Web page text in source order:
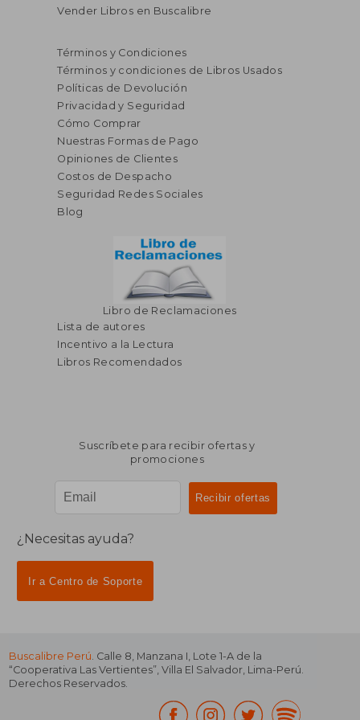
40%
Vender Libros en Buscalibre
Términos y Condiciones
Términos y condiciones de Libros Usados
Políticas de Devolución
Privacidad y Seguridad
Cómo Comprar
Nuestras Formas de Pago
Opiniones de Clientes
Costos de Despacho
Seguridad Redes Sociales
Blog
Libro de Reclamaciones
Lista de autores
Incentivo a la Lectura
Libros Recomendados
Suscríbete para recibir ofertas y
promociones
¿Necesitas ayuda?
Ir a Centro de Soporte
Buscalibre Perú. Calle 8, Manzana I, Lote 1-A de la
“Cooperativa Las Vertientes”, Villa El Salvador, Lima-Perú.
Derechos Reservados.